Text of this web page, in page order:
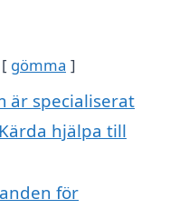
gömma
är specialiserat
hjälpa till
för